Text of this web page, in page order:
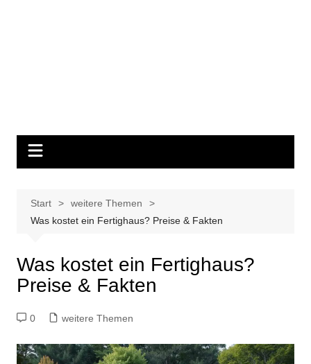
Start
weitere Themen
Was kostet ein Fertighaus? Preise & Fakten
Was kostet ein Fertighaus?
Preise & Fakten
0 weitere Themen